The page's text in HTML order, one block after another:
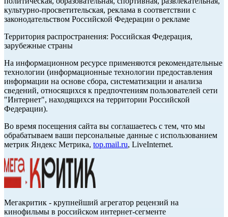
культурно-просветительская, реклама в соответствии с
законодательством Российской Федерации о рекламе
Территория распространения: Российская Федерация,
зарубежные страны
На информационном ресурсе применяются рекомендательные
технологии (информационные технологии предоставления
информации на основе сбора, систематизации и анализа
сведений, относящихся к предпочтениям пользователей сети
"Интернет", находящихся на территории Российской
Федерации).
Во время посещения сайта вы соглашаетесь с тем, что мы
обрабатываем ваши персональные данные с использованием
метрик Яндекс Метрика, top.mail.ru, LiveInternet.
Мегакритик - крупнейший агрегатор рецензий на
кинофильмы в российском интернет-сегменте